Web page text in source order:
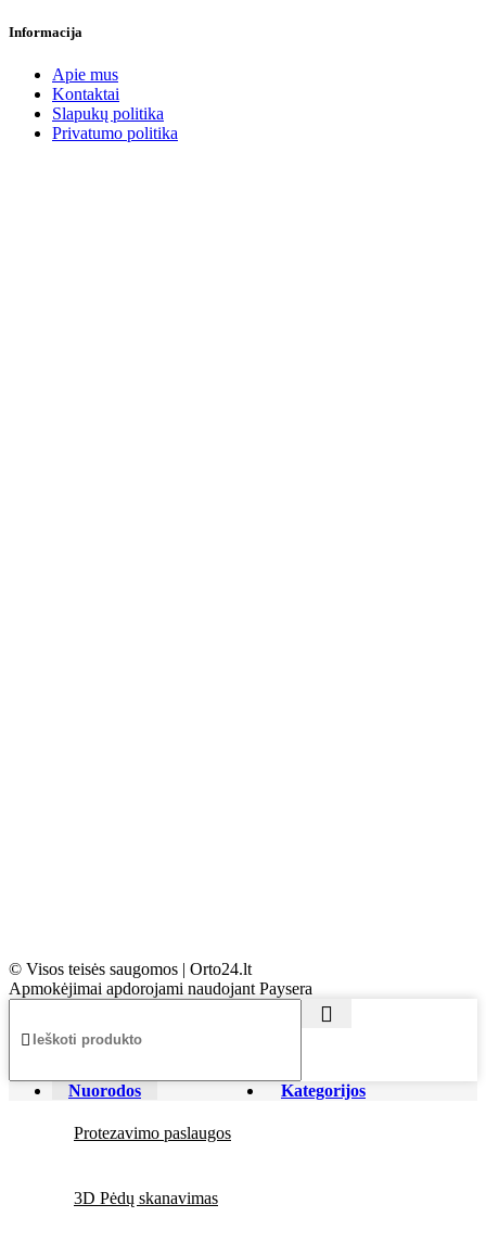
Informacija
Apie mus
Kontaktai
Slapukų politika
Privatumo politika
© Visos teisės saugomos | Orto24.lt
Apmokėjimai apdorojami naudojant Paysera
Nuorodos Kategorijos
Protezavimo paslaugos
3D Pėdų skanavimas